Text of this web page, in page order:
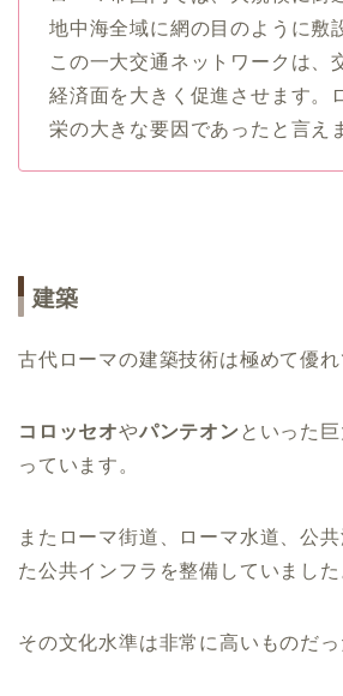
地中海全域に網の目のように敷
この一大交通ネットワークは、
経済面を大きく促進させます。
栄の大きな要因であったと言え
建築
古代ローマの建築技術は極めて優れ
コロッセオやパンテオンといった
っています。
またローマ街道、ローマ水道、公
た公共インフラを整備していました
その文化水準は非常に高いものだっ